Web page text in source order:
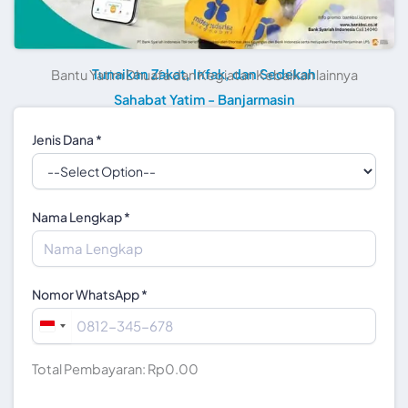
Tunaikan Zakat, Infak, dan Sedekah
Bantu Yatim Dhuafa dan Kegiatan Kebaikan lainnya
Sahabat Yatim - Banjarmasin
Jenis Dana *
Nama Lengkap*
Nomor WhatsApp*
Indonesia
Total Pembayaran: Rp0.00